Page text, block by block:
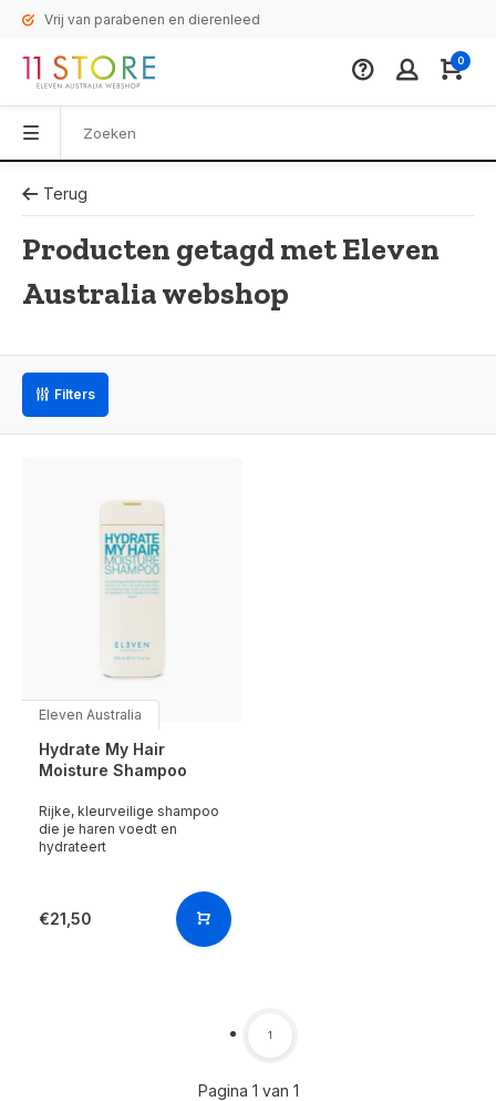
Vrij van parabenen en dierenleed
0
Terug
Producten getagd met Eleven
Australia webshop
Filters
Eleven Australia
Hydrate My Hair
Moisture Shampoo
Rijke, kleurveilige shampoo
die je haren voedt en
hydrateert
€21,50
Pagina 1 van 1
1